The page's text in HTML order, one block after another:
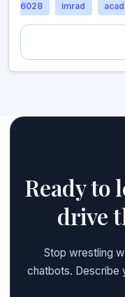
6028
imrad
Ready to
drive
Stop wrestling
chatbots. Describe